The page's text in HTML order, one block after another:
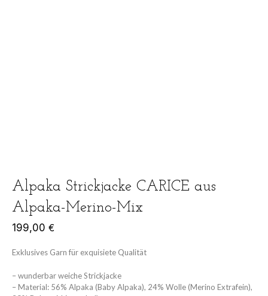
Alpaka Strickjacke CARICE aus
Alpaka-Merino-Mix
199,00 €
Exklusives Garn für exquisiete Qualität
– wunderbar weiche Strickjacke
– Material: 56% Alpaka (Baby Alpaka), 24% Wolle (Merino Extrafein),